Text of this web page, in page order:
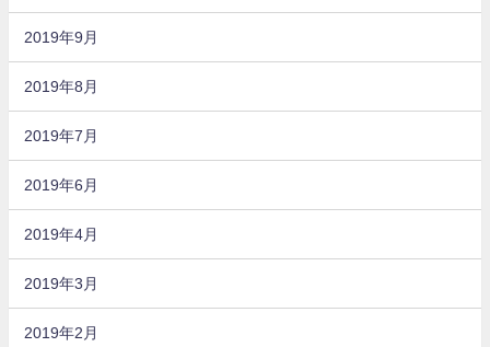
2019年9月
2019年8月
2019年7月
2019年6月
2019年4月
2019年3月
2019年2月